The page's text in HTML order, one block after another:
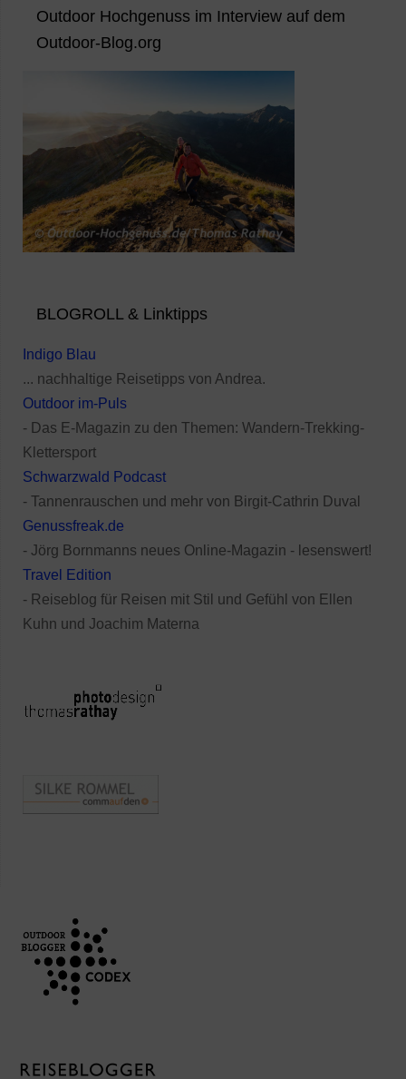
Outdoor Hochgenuss im Interview auf dem
Outdoor-Blog.org
BLOGROLL & Linktipps
Indigo Blau
... nachhaltige Reisetipps von Andrea.
Outdoor im-Puls
- Das E-Magazin zu den Themen: Wandern-Trekking-
Klettersport
Schwarzwald Podcast
- Tannenrauschen und mehr von Birgit-Cathrin Duval
Genussfreak.de
- Jörg Bornmanns neues Online-Magazin - lesenswert!
Travel Edition
- Reiseblog für Reisen mit Stil und Gefühl von Ellen
Kuhn und Joachim Materna